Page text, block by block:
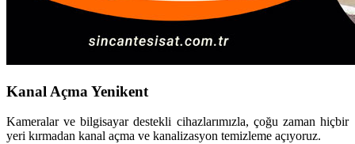
Kanal Açma Yenikent
Kameralar ve bilgisayar destekli cihazlarımızla, çoğu zaman hiçbir
yeri kırmadan kanal açma ve kanalizasyon temizleme açıyoruz.